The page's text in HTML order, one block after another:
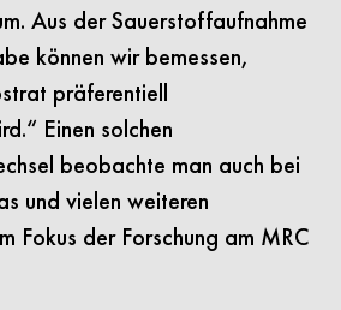
Aus der Sauerstoffaufnahme
können wir bemessen,
präferentiell
Einen solchen
beobachte man auch bei
und vielen weiteren
Fokus der Forschung am MRC